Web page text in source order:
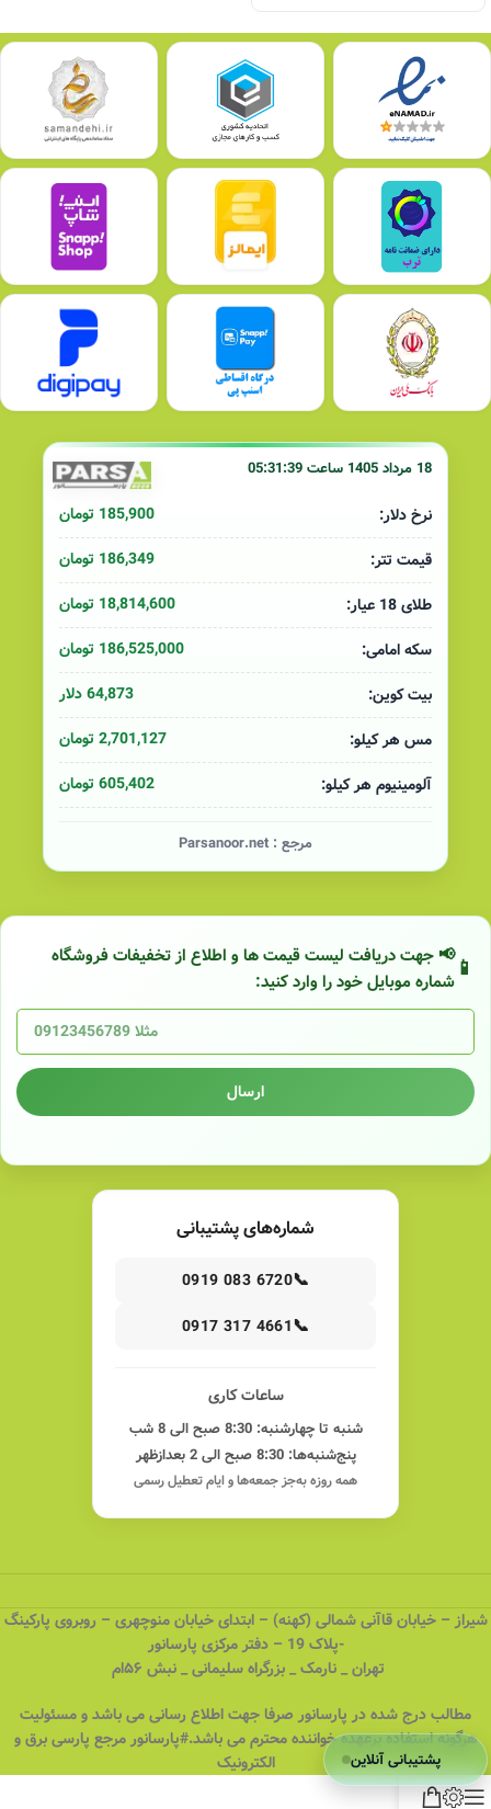
18 مرداد 1405 ساعت 05:31:39
نرخ دلار:
185,900 تومان
قیمت تتر:
186,349 تومان
طلای 18 عیار:
18,814,600 تومان
سکه امامی:
186,525,000 تومان
بیت کوین:
64,873 دلار
مس هر کیلو:
2,701,127 تومان
آلومینیوم هر کیلو:
605,402 تومان
مرجع : Parsanoor.net
📢 جهت دریافت لیست قیمت ها و اطلاع از تخفیفات فروشگاه
شماره موبایل خود را وارد کنید:
ارسال
شماره‌های پشتیبانی
📞
0919 083 6720
📞
0917 317 4661
ساعات کاری
شنبه تا چهارشنبه: 8:30 صبح الی 8 شب
پنج‌شنبه‌ها: 8:30 صبح الی 2 بعدازظهر
همه روزه به‌جز جمعه‌ها و ایام تعطیل رسمی
شیراز – خیابان قاآنی شمالی (کهنه) – ابتدای خیابان منوچهری – روبروی پارکینگ
-پلاک 19 – دفتر مرکزی پارسانور
تهران _ نارمک _ بزرگراه سلیمانی _ نبش ۵۶ام
مطالب درج شده در پارسانور صرفا جهت اطلاع رسانی می باشد و مسئولیت
هرگونه استفاده برعهده خواننده محترم می باشد.#پارسانور مرجع پارسی برق و
الکترونیک
پشتیبانی آنلاین